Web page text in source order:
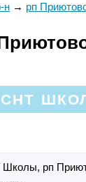
н → рп
Школы, рп